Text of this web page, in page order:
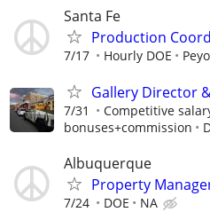
Santa Fe
Production
7/17 Hourly DOE
Gallery Director
7/31
Competitive
bonuses+commission
Albuquerque
Property
7/24 DOE NA